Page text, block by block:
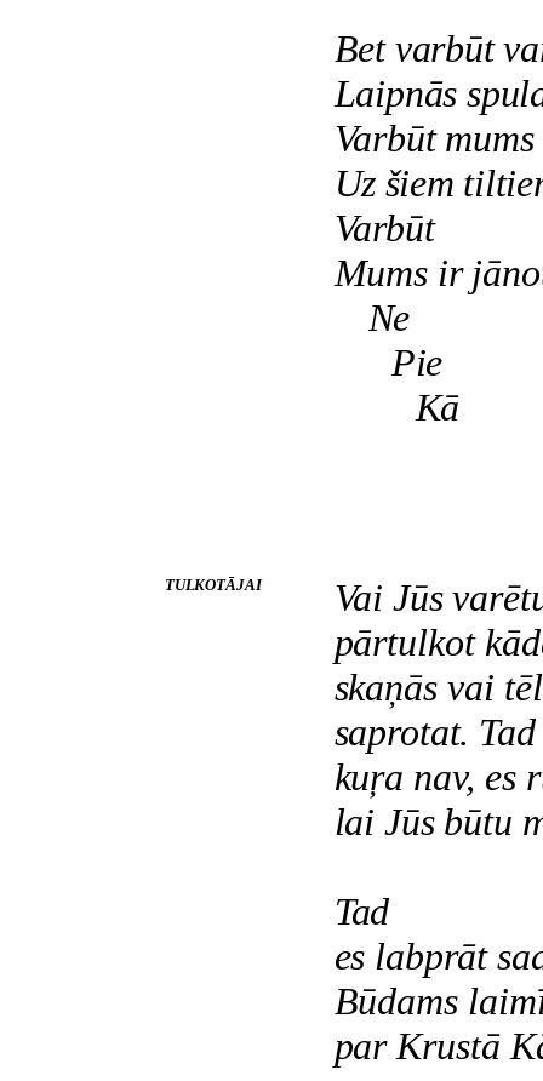
Bet varbūt
Laipnās
Varbūt
Uz šiem
Varbūt
Mums ir
Ne
Pie
Kā
TULKOTĀJAI
Vai Jūs
pārtulkot
skaņās vai
saprotat.
kuŗa nav, es
lai Jūs būtu
Tad
es labprāt
Būdams
par Krustā